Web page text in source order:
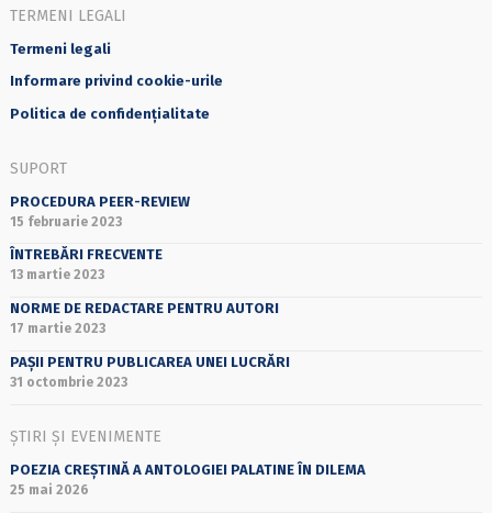
TERMENI LEGALI
Termeni legali
Informare privind cookie-urile
Politica de confidențialitate
SUPORT
PROCEDURA PEER-REVIEW
15 februarie 2023
ÎNTREBĂRI FRECVENTE
13 martie 2023
NORME DE REDACTARE PENTRU AUTORI
17 martie 2023
PAȘII PENTRU PUBLICAREA UNEI LUCRĂRI
31 octombrie 2023
ȘTIRI ȘI EVENIMENTE
POEZIA CREȘTINĂ A ANTOLOGIEI PALATINE ÎN DILEMA
25 mai 2026